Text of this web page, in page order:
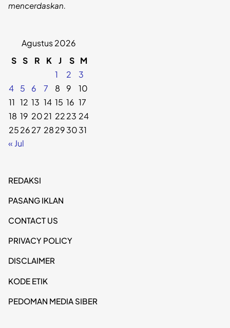
mencerdaskan.
Agustus 2026
S S R K J S M
1
2
3
4
5 6 7 8 9
10
11 12 13 14 15 16 17
18 19 2021 2223 24
252627 28293031
« Jul
REDAKSI
PASANG IKLAN
CONTACT US
PRIVACY POLICY
DISCLAIMER
KODE ETIK
PEDOMAN MEDIA SIBER